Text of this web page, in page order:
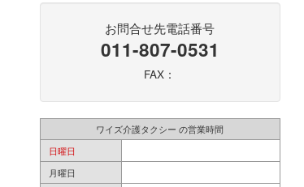
お問合せ先電話番号
011-807-0531
FAX：
ワイズ介護タクシー の営業時間
日曜日
月曜日